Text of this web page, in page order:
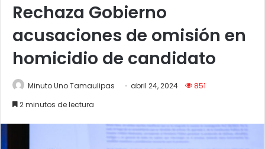
Rechaza Gobierno
acusaciones de omisión en
homicidio de candidato
Minuto Uno Tamaulipas abril 24, 2024
851
2 minutos de lectura